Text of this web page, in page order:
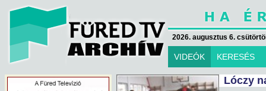
2026. augusztus 6.
VIDEÓK KERESÉS
Lóczy